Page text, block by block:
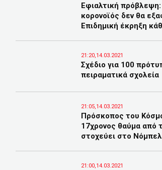
Εφιαλτική
κορονοϊός δεν θα
Επιδημική έκρηξη
21:20,14.03.2021
Σχέδιο για 100
πειραματικά σχολεία
21:05,14.03.2021
Πρόσκοπος του
17χρονος θαύμα από
στοχεύει στο Νόμπελ
21:00,14.03.2021